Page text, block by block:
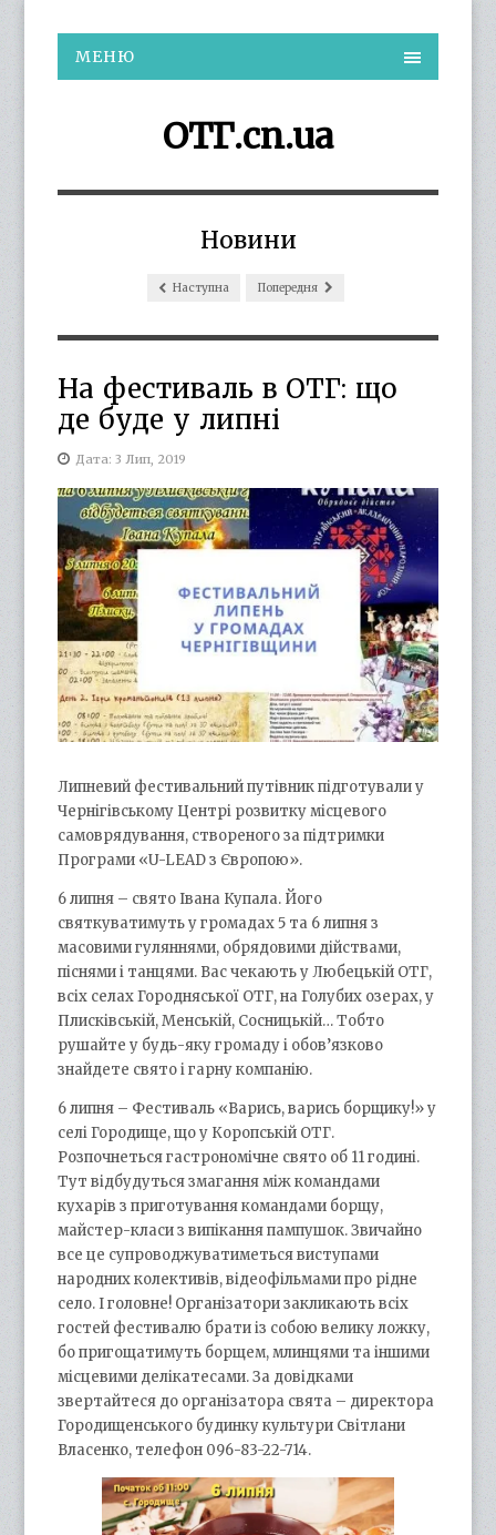
МЕНЮ
ОТГ.cn.ua
Новини
Наступна Попередня
На фестиваль в ОТГ: що
де буде у липні
Дата: 3 Лип, 2019
Липневий фестивальний путівник підготували у
Чернігівському Центрі розвитку місцевого
самоврядування, створеного за підтримки
Програми «U-LEAD з Європою».
6 липня – свято Івана Купала. Його
святкуватимуть у громадах 5 та 6 липня з
масовими гуляннями, обрядовими дійствами,
піснями і танцями. Вас чекають у Любецькій ОТГ,
всіх селах Городняської ОТГ, на Голубих озерах, у
Плисківській, Менській, Сосницькій… Тобто
рушайте у будь-яку громаду і обов’язково
знайдете свято і гарну компанію.
6 липня – Фестиваль «Варись, варись борщику!» у
селі Городище, що у Коропській ОТГ.
Розпочнеться гастрономічне свято об 11 годині.
Тут відбудуться змагання між командами
кухарів з приготування командами борщу,
майстер-класи з випікання пампушок. Звичайно
все це супроводжуватиметься виступами
народних колективів, відеофільмами про рідне
село. І головне! Організатори закликають всіх
гостей фестивалю брати із собою велику ложку,
бо пригощатимуть борщем, млинцями та іншими
місцевими делікатесами. За довідками
звертайтеся до організатора свята – директора
Городищенського будинку культури Світлани
Власенко, телефон 096-83-22-714.